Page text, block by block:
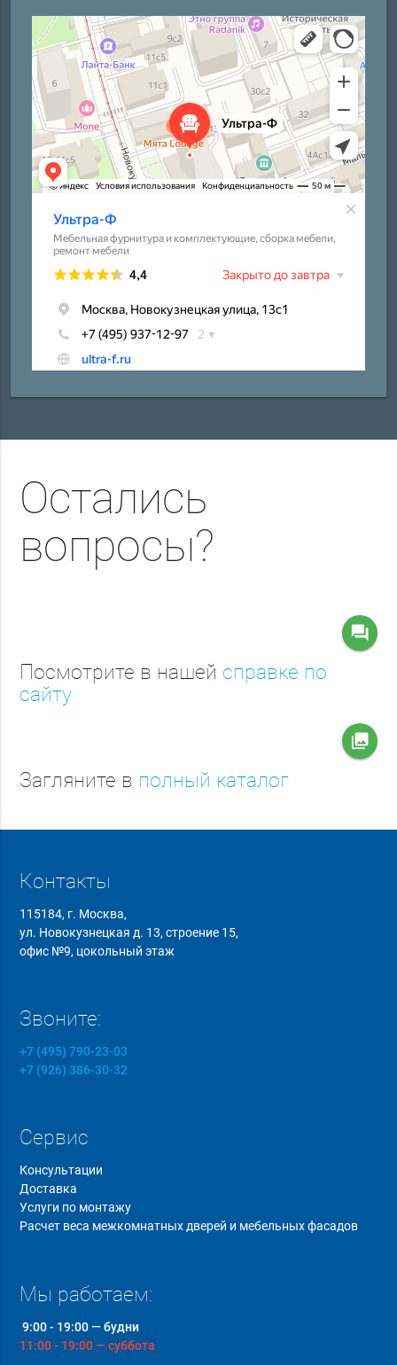
Остались
вопросы?
question_answer
Посмотрите в нашей справке по
сайту
collections
Загляните в полный каталог
Контакты
115184, г. Москва,
ул. Новокузнецкая д. 13, строение 15,
офис №9, цокольный этаж
Звоните:
+7 (495) 790-23-03
+7 (926) 386-30-32
Сервис
Консультации
Доставка
Услуги по монтажу
Расчет веса межкомнатных дверей и мебельных фасадов
Мы работаем:
9:00 - 19:00 — будни
11:00 - 19:00 — суббота